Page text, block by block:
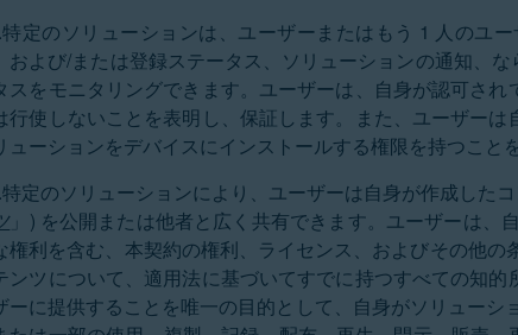
特定のソリューションは、ユーザーまたはもう 1 人のユ
および/または登録ステータス、ソリューションの通知、
スをモニタリングできます。ユーザーは、自身が認可さ
行使しないことを表明し、保証します。また、ユーザー
ューションをデバイスにインストールする権限を持つこと
定のソリューションにより、ユーザーは自身が作成した
」) を公開または他者と広く共有できます。ユーザーは、
権利を含む、本契約の権利、ライセンス、およびその他
ンツについて、適用法に基づいてすでに持つすべての知
ーに提供することを唯一の目的として、自身がソリュー